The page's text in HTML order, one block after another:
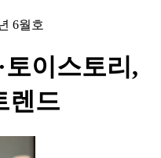
6월호
토이스토리,
렌드